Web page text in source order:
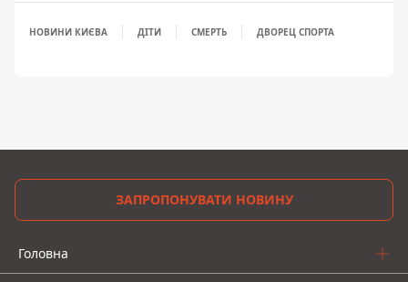
НОВИНИ КИЄВА ДІТИ СМЕРТЬ ДВОРЕЦ СПОРТА
ЗАПРОПОНУВАТИ НОВИНУ
Головна